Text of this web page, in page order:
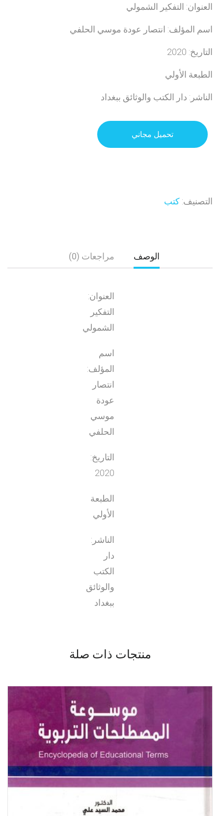
العنوان: التفكير الشمولي
اسم المؤلف: انتصار عودة موسي الحلفي
التاريخ: 2020
الطبعة الأولي
الناشر: دار الكتب والوثائق ببغداد
تحميل مجاني
التصنيف: كتب
الوصف مراجعات (0)
العنوان:
التفكير
الشمولي
اسم
المؤلف:
انتصار
عودة
موسي
الحلفي
التاريخ:
2020
الطبعة
الأولي
الناشر:
دار
الكتب
والوثائق
ببغداد
منتجات ذات صلة